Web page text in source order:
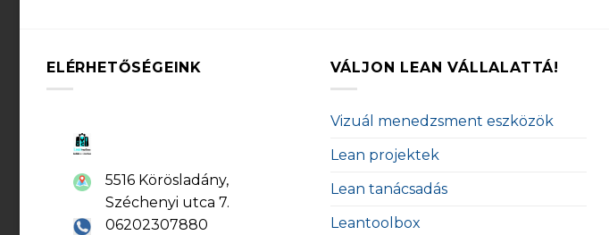
ELÉRHETŐSÉGEINK
5516 Körösladány,
Széchenyi utca 7.
06202307880
VÁLJON LEAN VÁLLALATTÁ!
Vizuál menedzsment eszközök
Lean projektek
Lean tanácsadás
Leantoolbox